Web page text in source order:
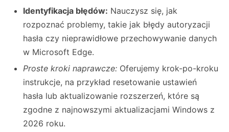
Identyfikacja błędów: Nauczysz się, jak
rozpoznać problemy, takie jak błędy autoryzacji
hasła czy nieprawidłowe przechowywanie danych
w Microsoft Edge.
Proste kroki naprawcze: Oferujemy krok-po-kroku
instrukcje, na przykład resetowanie ustawień
hasła lub aktualizowanie rozszerzeń, które są
zgodne z najnowszymi aktualizacjami Windows z
2026 roku.